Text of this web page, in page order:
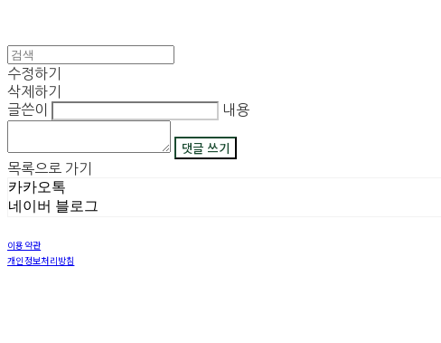
수정하기
삭제하기
글쓴이
내용
댓글 쓰기
목록으로 가기
카카오톡
네이버 블로그
이용약관
개인정보처리방침